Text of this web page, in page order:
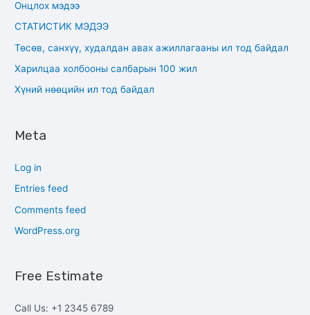
Онцлох мэдээ
СТАТИСТИК МЭДЭЭ
Төсөв, санхүү, худалдан авах ажиллагааны ил тод байдал
Харилцаа холбооны салбарын 100 жил
Хүний нөөцийн ил тод байдал
Meta
Log in
Entries feed
Comments feed
WordPress.org
Free Estimate
Call Us: +1 2345 6789